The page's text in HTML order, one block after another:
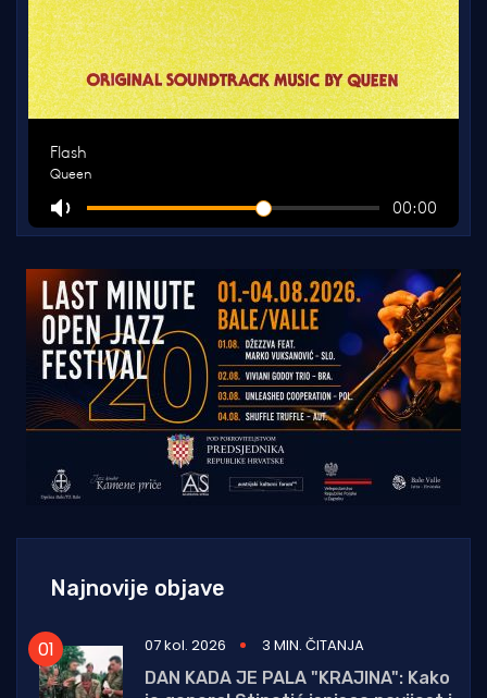
Najnovije objave
07 kol. 2026
3 MIN. ČITANJA
DAN KADA JE PALA "KRAJINA": Kako